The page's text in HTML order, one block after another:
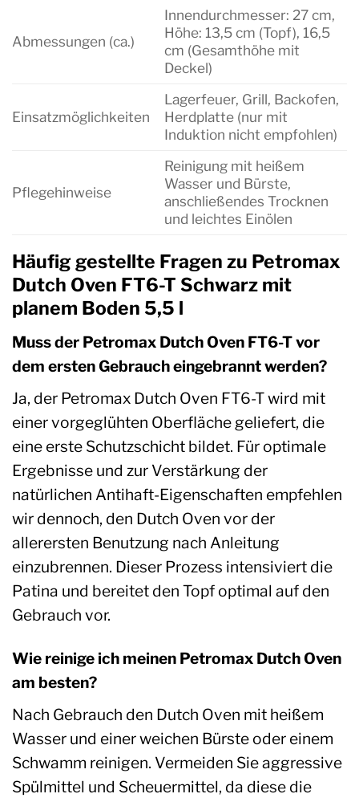
Abmessungen (ca.)
Innendurchmesser: 27 cm,
Höhe: 13,5 cm (Topf), 16,5
cm (Gesamthöhe mit
Deckel)
Einsatzmöglichkeiten
Lagerfeuer, Grill, Backofen,
Herdplatte (nur mit
Induktion nicht empfohlen)
Pflegehinweise
Reinigung mit heißem
Wasser und Bürste,
anschließendes Trocknen
und leichtes Einölen
Häufig gestellte Fragen zu Petromax
Dutch Oven FT6-T Schwarz mit
planem Boden 5,5 l
Muss der Petromax Dutch Oven FT6-T vor
dem ersten Gebrauch eingebrannt werden?
Ja, der Petromax Dutch Oven FT6-T wird mit
einer vorgeglühten Oberfläche geliefert, die
eine erste Schutzschicht bildet. Für optimale
Ergebnisse und zur Verstärkung der
natürlichen Antihaft-Eigenschaften empfehlen
wir dennoch, den Dutch Oven vor der
allerersten Benutzung nach Anleitung
einzubrennen. Dieser Prozess intensiviert die
Patina und bereitet den Topf optimal auf den
Gebrauch vor.
Wie reinige ich meinen Petromax Dutch Oven
am besten?
Nach Gebrauch den Dutch Oven mit heißem
Wasser und einer weichen Bürste oder einem
Schwamm reinigen. Vermeiden Sie aggressive
Spülmittel und Scheuermittel, da diese die